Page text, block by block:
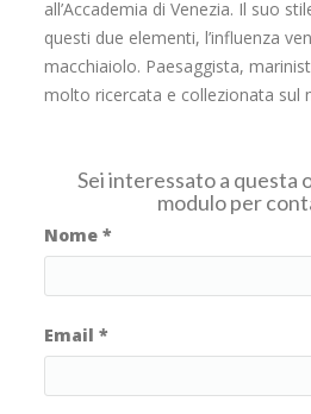
all’Accademia di Venezia. Il suo
questi due elementi, l’influenza
macchiaiolo. Paesaggista,
molto ricercata e collezionata sul
Sei interessato a questa
modulo per
Nome *
Email *